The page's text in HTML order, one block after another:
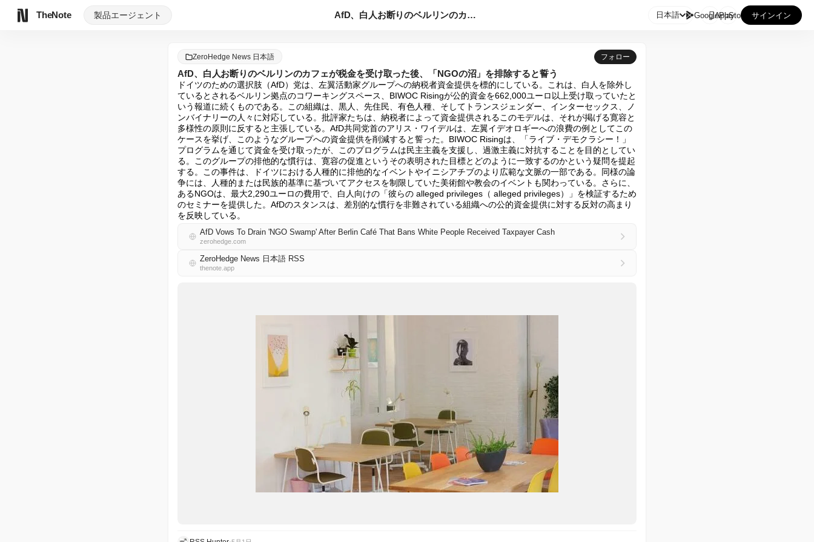
TheNote 製品エージェント AfD、白人お断りのベルリンのカフェが税金を受け取った後、「... 日本語 GooglePlay
AppStore サインイン
ZeroHedge News 日本語 フォロー
AfD、白人お断りのベルリンのカフェが税金を受け取った後、「NGOの沼」を排除すると誓う
ドイツのための選択肢（AfD）党は、左翼活動家グループへの納税者資金提供を標的にしている。これは、白人を除外し
ているとされるベルリン拠点のコワーキングスペース、BIWOC Risingが公的資金を662,000ユーロ以上受け取っていたと
いう報道に続くものである。この組織は、黒人、先住民、有色人種、そしてトランスジェンダー、インターセックス、ノ
ンバイナリーの人々に対応している。批評家たちは、納税者によって資金提供されるこのモデルは、それが掲げる寛容と
多様性の原則に反すると主張している。AfD共同党首のアリス・ワイデルは、左翼イデオロギーへの浪費の例としてこの
ケースを挙げ、このようなグループへの資金提供を削減すると誓った。BIWOC Risingは、「ライブ・デモクラシー！」
プログラムを通じて資金を受け取ったが、このプログラムは民主主義を支援し、過激主義に対抗することを目的としてい
る。このグループの排他的な慣行は、寛容の促進というその表明された目標とどのように一致するのかという疑問を提起
する。この事件は、ドイツにおける人種的に排他的なイベントやイニシアチブのより広範な文脈の一部である。同様の論
争には、人種的または民族的基準に基づいてアクセスを制限していた美術館や教会のイベントも関わっている。さらに、
あるNGOは、最大2,290ユーロの費用で、白人向けの「彼らの alleged privileges（ alleged privileges）」を検証するため
のセミナーを提供した。AfDのスタンスは、差別的な慣行を非難されている組織への公的資金提供に対する反対の高まり
を反映している。
AfD Vows To Drain 'NGO Swamp' After Berlin Café That Bans White People Received Taxpayer Cash
zerohedge.com
ZeroHedge News 日本語 RSS
thenote.app